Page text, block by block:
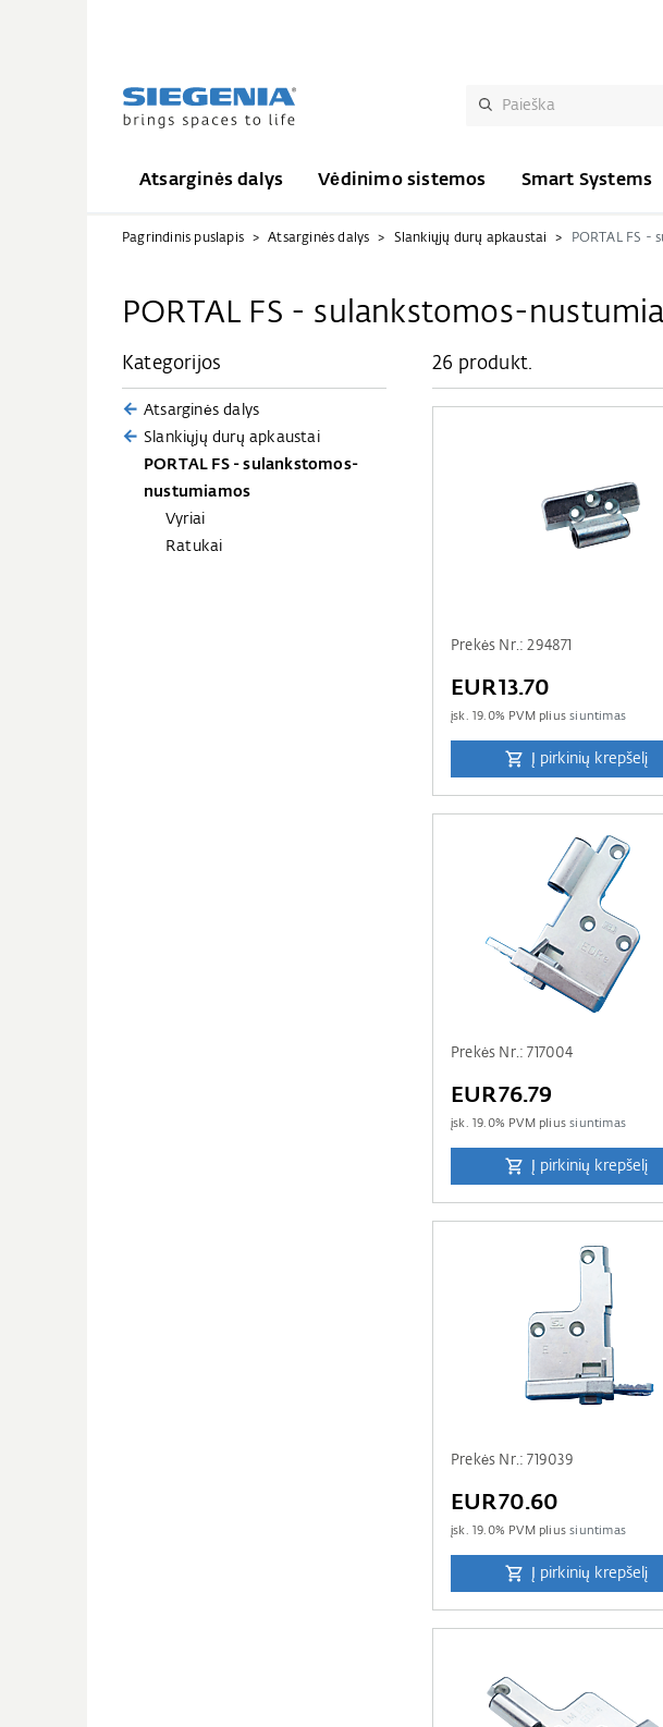
Atsarginės dalys Vėdinimo sistemos Smart Systems
Pagrindinis puslapis Atsarginės dalys Slankiųjų durų apkaustai
PORTAL FS - sulankstomos-
Kategorijos
Atsarginės dalys
Slankiųjų durų apkaustai
PORTAL FS - sulankstomos-
nustumiamos
Vyriai
Ratukai
26 produkt.
Prekės Nr.: 294871
EUR13.70
įsk. 19.0% PVM pliussiuntimas
Į pirkinių krepšelį
Prekės Nr.: 717004
EUR76.79
įsk. 19.0% PVM pliussiuntimas
Į pirkinių krepšelį
Prekės Nr.: 719039
EUR70.60
įsk. 19.0% PVM pliussiuntimas
Į pirkinių krepšelį